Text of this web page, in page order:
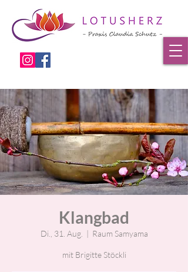
Klangbad
Di., 31. Aug.
  |
Raum Samyama
mit Brigitte Stöckli